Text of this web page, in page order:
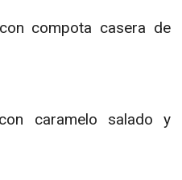
compota casera de
caramelo salado y